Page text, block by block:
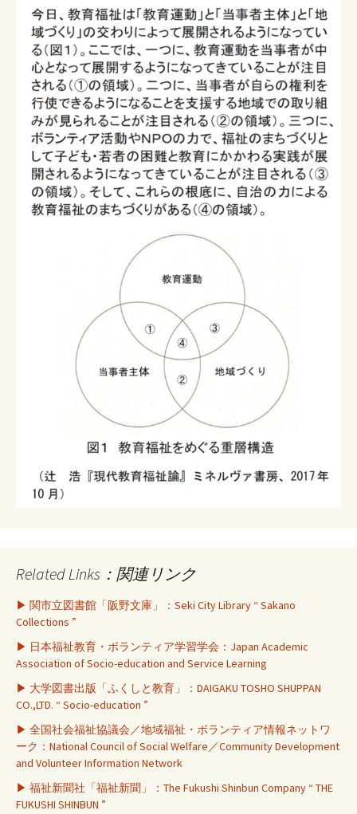
Related Links：関連リンク
▶ 関市立図書館「阪野文庫」：Seki City Library “ Sakano
Collections ”
▶ 日本福祉教育・ボランティア学習学会：Japan Academic
Association of Socio-education and Service Learning
▶ 大学図書出版「ふくしと教育」：DAIGAKU TOSHO SHUPPAN
CO.,LTD. “ Socio-education ”
▶ 全国社会福祉協議会／地域福祉・ボランティア情報ネットワ
ーク：National Council of Social Welfare／Community Development
and Volunteer Information Network
▶ 福祉新聞社「福祉新聞」：The Fukushi Shinbun Company “ THE
FUKUSHI SHINBUN ”